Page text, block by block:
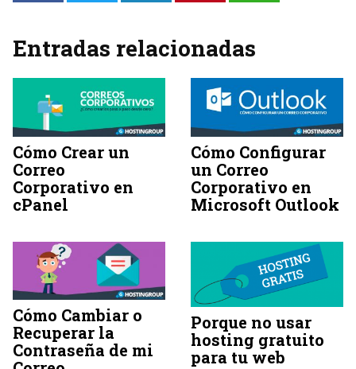
Entradas relacionadas
Cómo Crear un
Correo
Corporativo en
cPanel
Cómo Configurar
un Correo
Corporativo en
Microsoft Outlook
Cómo Cambiar o
Recuperar la
Contraseña de mi
Porque no usar
hosting gratuito
para tu web